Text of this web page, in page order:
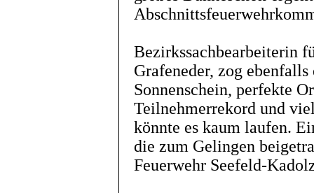
Bezirkssachbearbeiterin
Grafeneder, zog
Sonnenschein, perfekte
Teilnehmerrekord und
könnte es kaum laufen.
die zum Gelingen
Feuerwehr Seefeld-